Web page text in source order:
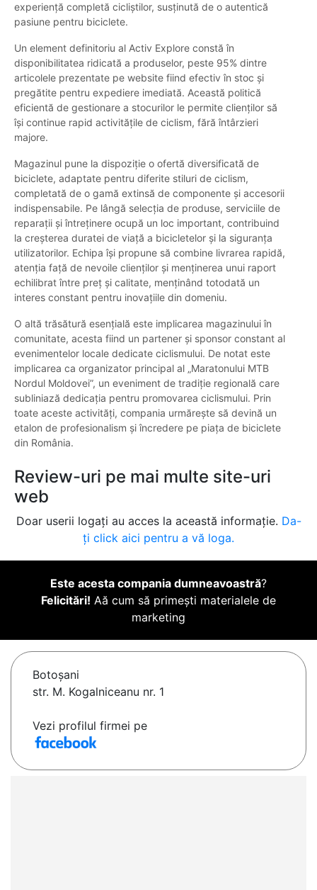
experiență completă cicliștilor, susținută de o autentică
pasiune pentru biciclete.
Un element definitoriu al Activ Explore constă în
disponibilitatea ridicată a produselor, peste 95% dintre
articolele prezentate pe website fiind efectiv în stoc și
pregătite pentru expediere imediată. Această politică
eficientă de gestionare a stocurilor le permite clienților să
își continue rapid activitățile de ciclism, fără întârzieri
majore.
Magazinul pune la dispoziție o ofertă diversificată de
biciclete, adaptate pentru diferite stiluri de ciclism,
completată de o gamă extinsă de componente și accesorii
indispensabile. Pe lângă selecția de produse, serviciile de
reparații și întreținere ocupă un loc important, contribuind
la creșterea duratei de viață a bicicletelor și la siguranța
utilizatorilor. Echipa își propune să combine livrarea rapidă,
atenția față de nevoile clienților și menținerea unui raport
echilibrat între preț și calitate, menținând totodată un
interes constant pentru inovațiile din domeniu.
O altă trăsătură esențială este implicarea magazinului în
comunitate, acesta fiind un partener și sponsor constant al
evenimentelor locale dedicate ciclismului. De notat este
implicarea ca organizator principal al „Maratonului MTB
Nordul Moldovei”, un eveniment de tradiție regională care
subliniază dedicația pentru promovarea ciclismului. Prin
toate aceste activități, compania urmărește să devină un
etalon de profesionalism și încredere pe piața de biciclete
din România.
Review-uri pe mai multe site-uri
web
Doar userii logați au acces la această informație. Da-
ți click aici pentru a vă loga.
Este acesta compania dumneavoastră?
Felicitări! Aă cum să primești materialele de
marketing
Botoşani
str. M. Kogalniceanu nr. 1
Vezi profilul firmei pe